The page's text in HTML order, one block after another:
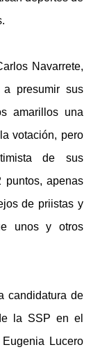
Navarrete,
presumir sus
amarillos una
votación, pero
de sus
puntos, apenas
de priistas y
unos y otros
candidatura de
la SSP en el
Lucero